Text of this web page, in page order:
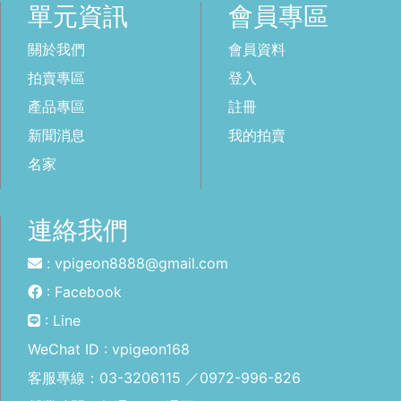
單元資訊
關於我們
拍賣專區
產品專區
新聞消息
名家
會員專區
會員資料
登入
註冊
我的拍賣
連絡我們
: vpigeon8888@gmail.com
: Facebook
: Line
WeChat ID : vpigeon168
客服專線： 03-3206115 ／0972-996-826